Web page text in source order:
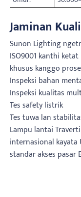
Jaminan
Sunon Lighting
ISO9001 kanthi
khusus kanggo
Inspeksi bahan
Inspeksi kualitas
Tes safety listrik
Tes tuwa lan
Lampu lantai
internasional kayata
standar akses pasar